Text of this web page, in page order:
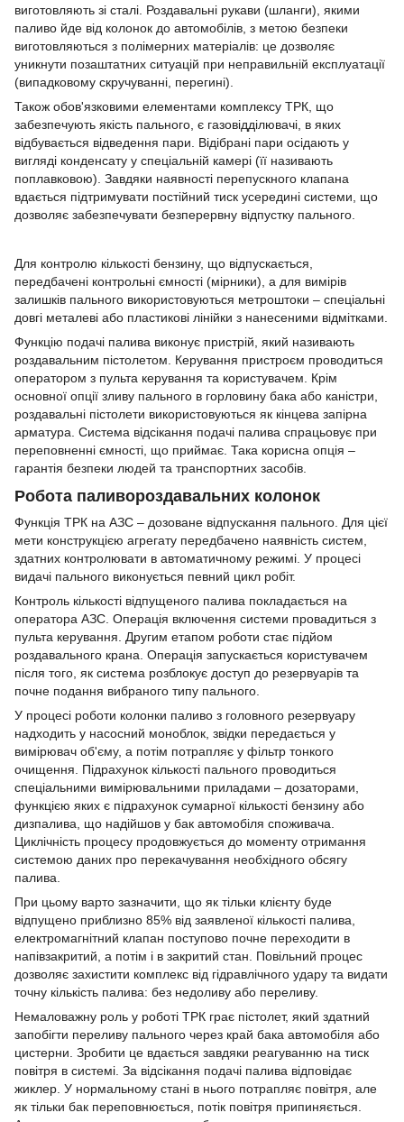
виготовляють зі сталі. Роздавальні рукави (шланги), якими
паливо йде від колонок до автомобілів, з метою безпеки
виготовляються з полімерних матеріалів: це дозволяє
уникнути позаштатних ситуацій при неправильній експлуатації
(випадковому скручуванні, перегині).
Також обов'язковими елементами комплексу ТРК, що
забезпечують якість пального, є газовідділювачі, в яких
відбувається відведення пари. Відібрані пари осідають у
вигляді конденсату у спеціальній камері (її називають
поплавковою). Завдяки наявності перепускного клапана
вдається підтримувати постійний тиск усередині системи, що
дозволяє забезпечувати безперервну відпустку пального.
Для контролю кількості бензину, що відпускається,
передбачені контрольні ємності (мірники), а для вимірів
залишків пального використовуються метроштоки – спеціальні
довгі металеві або пластикові лінійки з нанесеними відмітками.
Функцію подачі палива виконує пристрій, який називають
роздавальним пістолетом. Керування пристроєм проводиться
оператором з пульта керування та користувачем. Крім
основної опції зливу пального в горловину бака або каністри,
роздавальні пістолети використовуються як кінцева запірна
арматура. Система відсікання подачі палива спрацьовує при
переповненні ємності, що приймає. Така корисна опція –
гарантія безпеки людей та транспортних засобів.
Робота паливороздавальних колонок
Функція ТРК на АЗС – дозоване відпускання пального. Для цієї
мети конструкцією агрегату передбачено наявність систем,
здатних контролювати в автоматичному режимі. У процесі
видачі пального виконується певний цикл робіт.
Контроль кількості відпущеного палива покладається на
оператора АЗС. Операція включення системи провадиться з
пульта керування. Другим етапом роботи стає підйом
роздавального крана. Операція запускається користувачем
після того, як система розблокує доступ до резервуарів та
почне подання вибраного типу пального.
У процесі роботи колонки паливо з головного резервуару
надходить у насосний моноблок, звідки передається у
вимірювач об'єму, а потім потрапляє у фільтр тонкого
очищення. Підрахунок кількості пального проводиться
спеціальними вимірювальними приладами – дозаторами,
функцією яких є підрахунок сумарної кількості бензину або
дизпалива, що надійшов у бак автомобіля споживача.
Циклічність процесу продовжується до моменту отримання
системою даних про перекачування необхідного обсягу
палива.
При цьому варто зазначити, що як тільки клієнту буде
відпущено приблизно 85% від заявленої кількості палива,
електромагнітний клапан поступово почне переходити в
напівзакритий, а потім і в закритий стан. Повільний процес
дозволяє захистити комплекс від гідравлічного удару та видати
точну кількість палива: без недоливу або переливу.
Немаловажну роль у роботі ТРК грає пістолет, який здатний
запобігти переливу пального через край бака автомобіля або
цистерни. Зробити це вдається завдяки реагуванню на тиск
повітря в системі. За відсікання подачі палива відповідає
жиклер. У нормальному стані в нього потрапляє повітря, але
як тільки бак переповнюється, потік повітря припиняється.